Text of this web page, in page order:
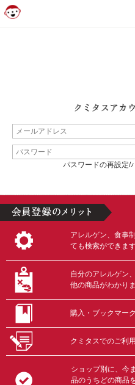
パスワードの再設定/
アレルゲン、食事
ても検索ができま
自分のアレルゲン
他の商品がわかり
購入・ブックマー
クミタスでのご利
ショップ別に、今
品のうちどの商品